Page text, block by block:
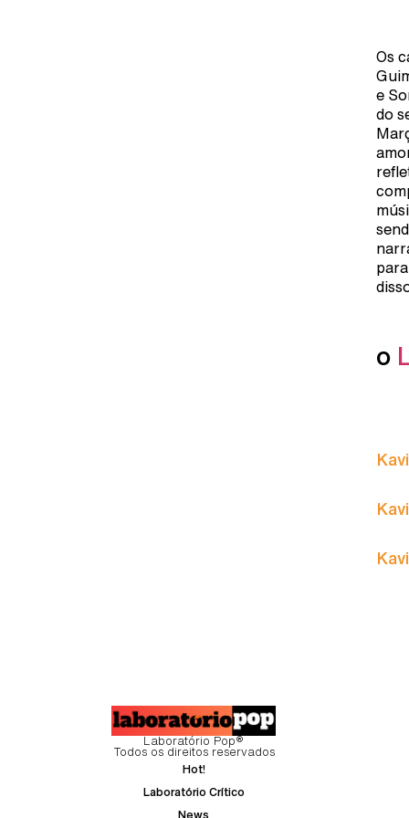
Os
e
do
o
Laboratório Pop®
Todos os direitos reservados
Hot!
Laboratório Crítico
News